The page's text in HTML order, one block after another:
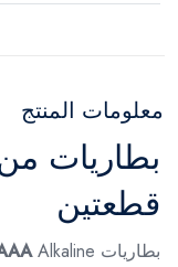
معلومات المنتج
قطعتين
بطاريات